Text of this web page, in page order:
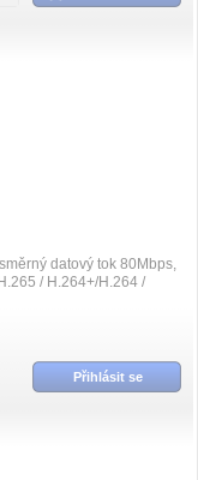
datový tok 80Mbps,
/ H.264+/H.264 /
Přihlásit se